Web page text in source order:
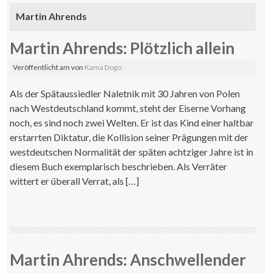
Inhalt
Martin Ahrends
Martin Ahrends: Plötzlich allein
Veröffentlicht amvon Kama Dogo
Als der Spätaussiedler Naletnik mit 30 Jahren von Polen
nach Westdeutschland kommt, steht der Eiserne Vorhang
noch, es sind noch zwei Welten. Er ist das Kind einer haltbar
erstarrten Diktatur, die Kollision seiner Prägungen mit der
westdeutschen Normalität der späten achtziger Jahre ist in
diesem Buch exemplarisch beschrieben. Als Verräter
wittert er überall Verrat, als […]
Martin Ahrends: Anschwellender